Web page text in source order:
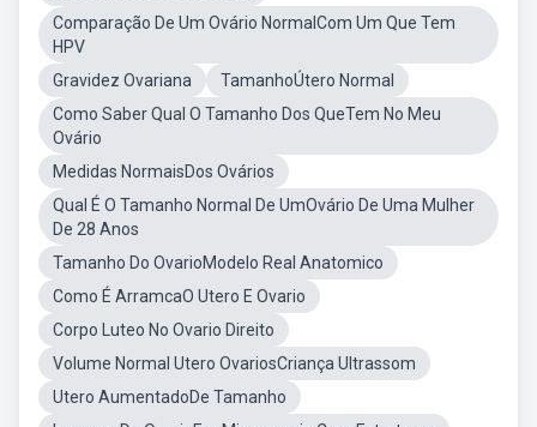
Comparação De Um Ovário NormalCom Um Que Tem
HPV
Gravidez Ovariana
TamanhoÚtero Normal
Como Saber Qual O Tamanho Dos QueTem No Meu
Ovário
Medidas NormaisDos Ovários
Qual É O Tamanho Normal De UmOvário De Uma Mulher
De 28 Anos
Tamanho Do OvarioModelo Real Anatomico
Como É ArramcaO Utero E Ovario
Corpo Luteo No Ovario Direito
Volume Normal Utero OvariosCriança Ultrassom
Utero AumentadoDe Tamanho